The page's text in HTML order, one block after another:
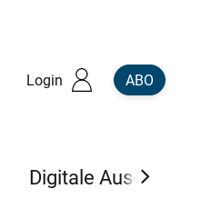
Login ABO
Digitale Ausgaben